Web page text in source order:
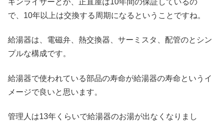
キンライサーとか、正直屋は10年間の保証しているの
で、10年以上は交換する周期になるということですね。
給湯器は、電磁弁、熱交換器、サーミスタ、配管のとシン
プルな構成です。
給湯器で使われている部品の寿命が給湯器の寿命というイ
メージで良いと思います。
管理人は13年くらいで給湯器のお湯が出なくなりまし